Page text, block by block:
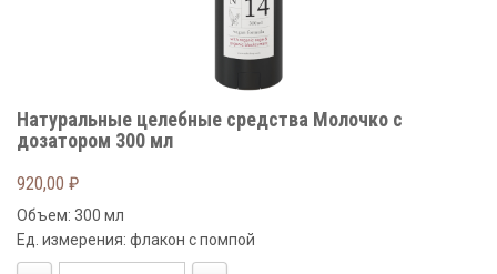
Натуральные целебные средства Молочко с
дозатором 300 мл
920,00 ₽
Объем: 300 мл
Ед. измерения: флакон с помпой